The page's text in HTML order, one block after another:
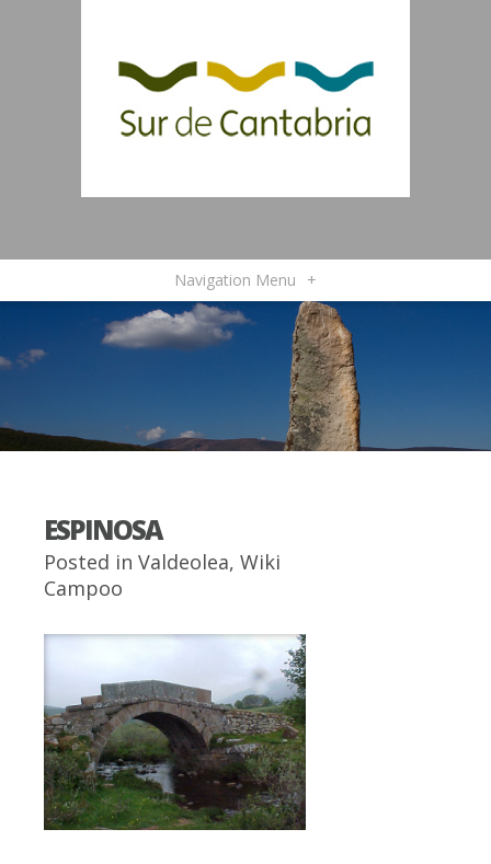
Navigation Menu +
ESPINOSA
Posted in Valdeolea, Wiki
Campoo